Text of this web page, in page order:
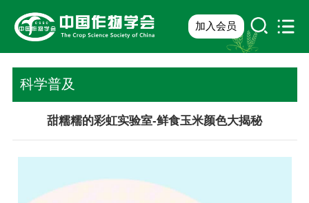
加入会员
科学普及
甜糯糯的彩虹实验室-鲜食玉米颜色大揭秘